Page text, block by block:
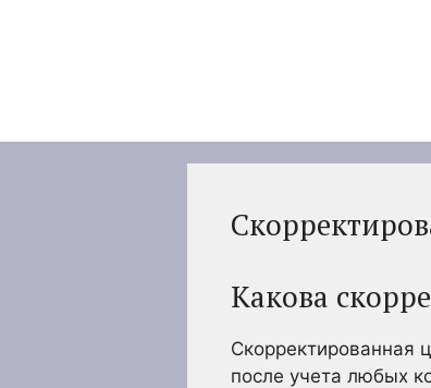
Какова
Скорректированная
после учета любых